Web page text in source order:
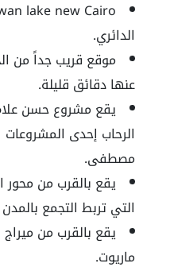
الدائري.
موقع قريب جداً من
عنها دقائق قليلة.
يقع مشروع حسن
الرحاب إحدى
مصطفى.
يقع بالقرب من محور
التي تربط التجمع
يقع بالقرب من
ماريوت.